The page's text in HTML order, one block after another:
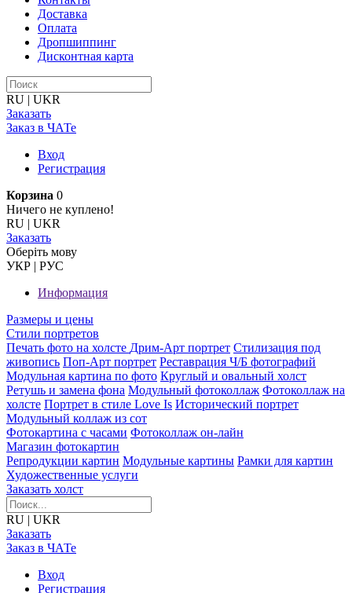
Доставка
Оплата
Дропшиппинг
Дисконтная карта
RU | UKR
Заказать
Заказ в ЧАТе
Вход
Регистрация
Корзина 0
Ничего не куплено!
RU | UKR
Заказать
Оберiть мову
УКР | РУС
Информация
Размеры и цены
Стили портретов
Печать фото на холсте Дрим-Арт портрет Стилизация под
живопись Поп-Арт портрет Реставрация Ч/Б фотографий
Модульная картина по фото Круглый и овальный холст
Ретушь и замена фона Модульный фотоколлаж Фотоколлаж на
холсте Портрет в стиле Love Is Исторический портрет
Модульный коллаж из сот
Фотокартина с часами Фотоколлаж он-лайн
Магазин фотокартин
Репродукции картин Модульные картины Рамки для картин
Художественные услуги
Заказать холст
RU | UKR
Заказать
Заказ в ЧАТе
Вход
Регистрация